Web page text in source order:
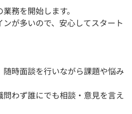
務を開始します。
が多いので、安心してスタート
時面談を行いながら課題や悩み
わず誰にでも相談・意見を言え